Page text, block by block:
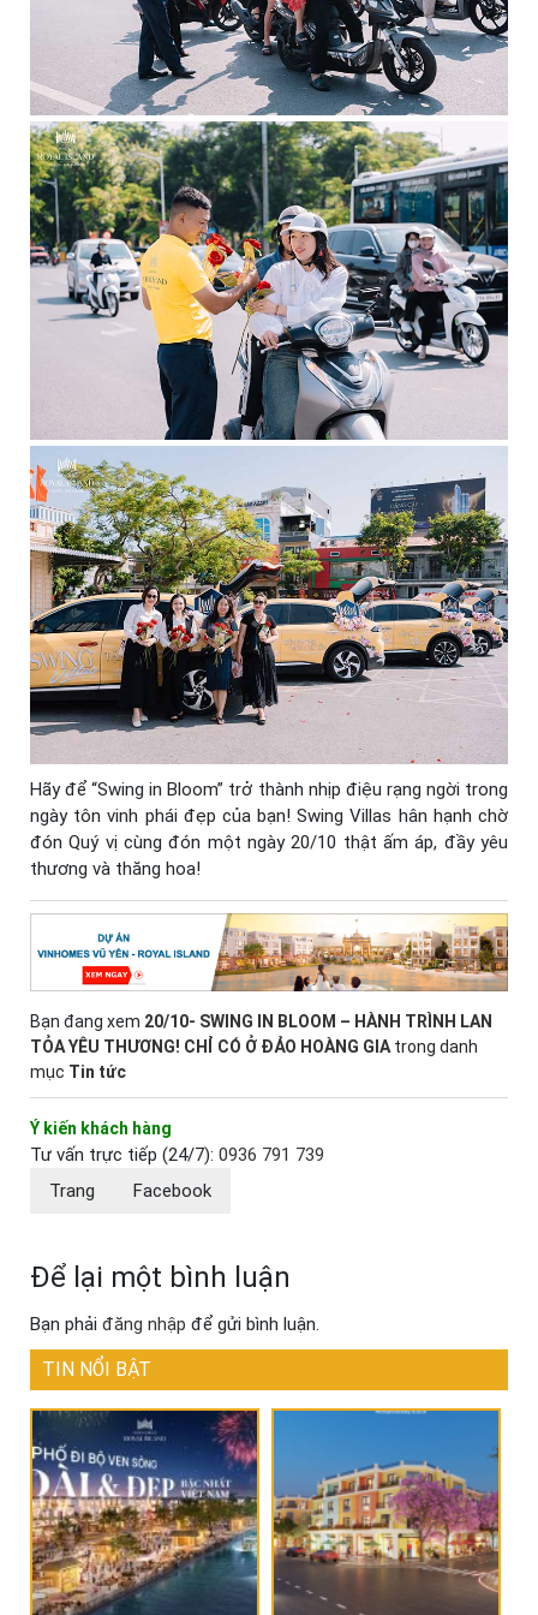
Hãy để “Swing in Bloom” trở thành nhịp điệu rạng ngời trong
ngày tôn vinh phái đẹp của bạn! Swing Villas hân hạnh chờ
đón Quý vị cùng đón một ngày 20/10 thật ấm áp, đầy yêu
thương và thăng hoa!
Bạn đang xem 20/10- SWING IN BLOOM – HÀNH TRÌNH LAN
TỎA YÊU THƯƠNG! CHỈ CÓ Ở ĐẢO HOÀNG GIA trong danh
mục Tin tức
Ý kiến khách hàng
Tư vấn trực tiếp (24/7): 0936 791 739
Trang
Facebook
Để lại một bình luận
Bạn phải đăng nhập để gửi bình luận.
TIN NỔI BẬT